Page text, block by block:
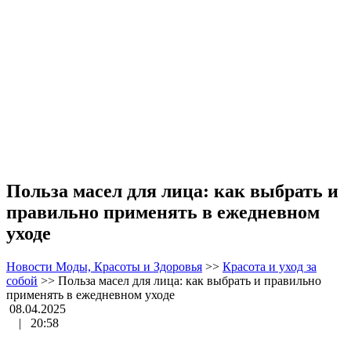
Польза масел для лица: как выбрать и
правильно применять в ежедневном
уходе
Новости Моды, Красоты и Здоровья >> Красота и уход за
собой >> Польза масел для лица: как выбрать и правильно
применять в ежедневном уходе
08.04.2025
|
20:58